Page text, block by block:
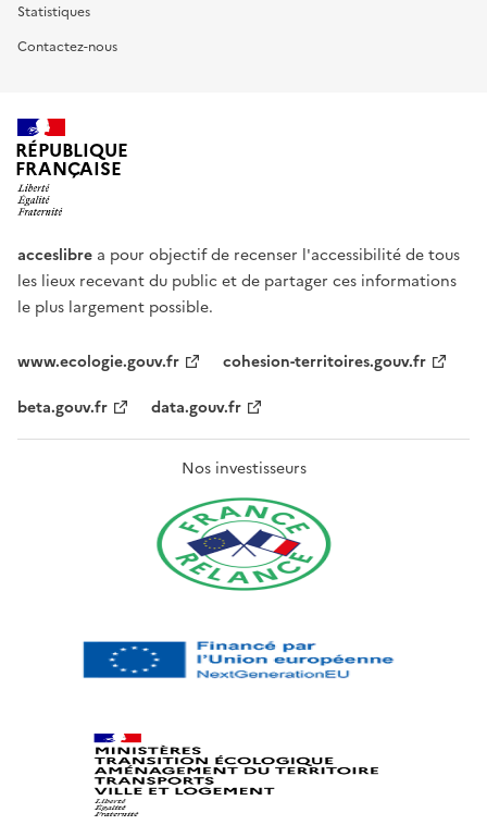
Statistiques
Contactez-nous
RÉPUBLIQUE
FRANÇAISE
acceslibre a pour objectif de recenser l'accessibilité de tous
les lieux recevant du public et de partager ces informations
le plus largement possible.
www.ecologie.gouv.fr
cohesion-territoires.gouv.fr
beta.gouv.fr
data.gouv.fr
Nos investisseurs